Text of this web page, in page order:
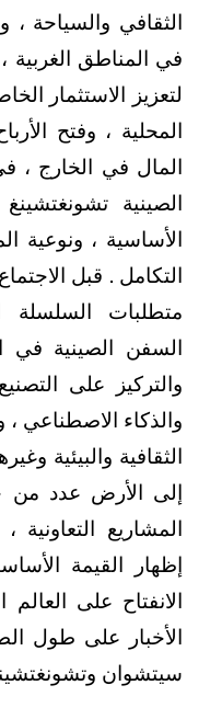
الثقافي والسياحة ،
في المناطق الغربية
لتعزيز الاستثمار
المحلية ، وفتح
المال في الخارج ،
الصينية
الأساسية ، ونوعية
التكامل . قبل
متطلبات السلسلة
السفن الصينية في
والتركيز على
والذكاء الاصطناعي ،
الثقافية والبيئية
إلى الأرض عدد من
المشاريع
إظهار القيمة
الانفتاح على
الأخبار على طول
سيتشوان